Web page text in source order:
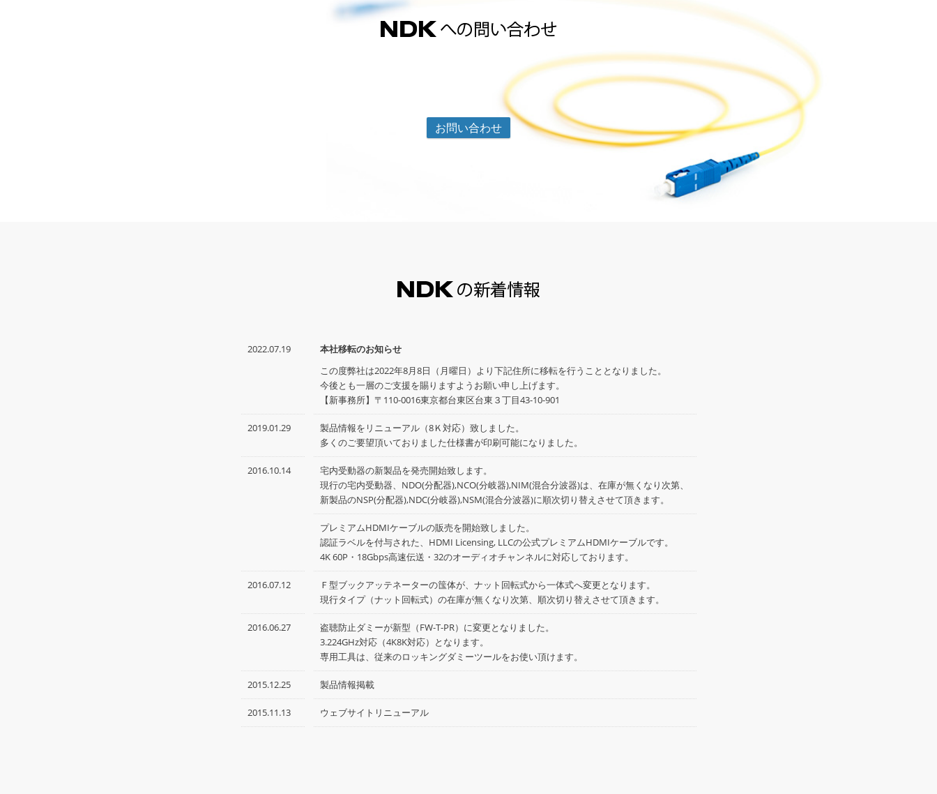
NDKへの問い合わせ
お問い合わせ
2022.07.19
本社移転のお知らせ
この度弊社は2022年8月8日（月曜日）より下記住所に移転を行うこととなりました。
今後とも一層のご支援を賜りますようお願い申し上げます。
【新事務所】〒110-0016東京都台東区台東３丁目43-10-901
2019.01.29
製品情報をリニューアル（8Ｋ対応）致しました。
多くのご要望頂いておりました仕様書が印刷可能になりました。
2016.10.14
宅内受動器の新製品を発売開始致します。
現行の宅内受動器、NDO(分配器),NCO(分岐器),NIM(混合分波器)は、在庫が無くなり次第、
新製品のNSP(分配器),NDC(分岐器),NSM(混合分波器)に順次切り替えさせて頂きます。
プレミアムHDMIケーブルの販売を開始致しました。
認証ラベルを付与された、HDMI Licensing, LLCの公式プレミアムHDMIケーブルです。
4K 60P・18Gbps高速伝送・32のオーディオチャンネルに対応しております。
2016.07.12
Ｆ型ブックアッテネーターの筺体が、ナット回転式から一体式へ変更となります。
現行タイプ（ナット回転式）の在庫が無くなり次第、順次切り替えさせて頂きます。
2016.06.27
盗聴防止ダミーが新型（FW-T-PR）に変更となりました。
3.224GHz対応（4K8K対応）となります。
専用工具は、従来のロッキングダミーツールをお使い頂けます。
2015.12.25 製品情報掲載
2015.11.13 ウェブサイトリニューアル